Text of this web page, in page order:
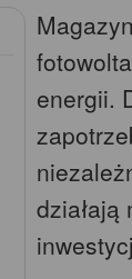
energii.